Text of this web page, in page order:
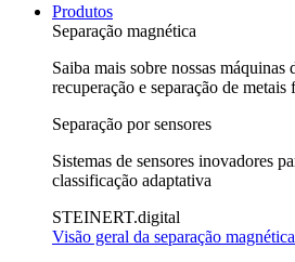
Produtos
Separação magnética
Saiba mais sobre nossas máquinas
recuperação e separação de metais
Separação por sensores
Sistemas de sensores inovadores
classificação adaptativa
STEINERT.digital
Visão geral da separação magnética